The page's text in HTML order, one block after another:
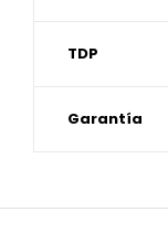
TDP
Garantía